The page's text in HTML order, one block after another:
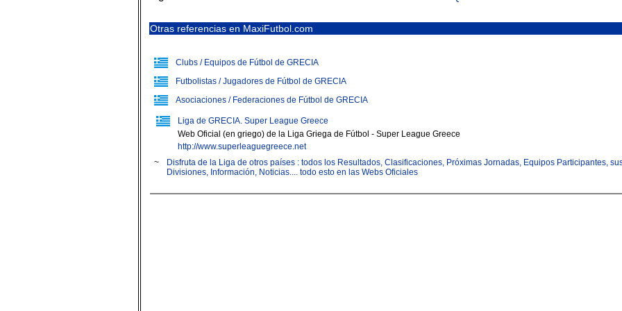
Otras referencias en MaxiFutbol.com
Clubs / Equipos de Fútbol de GRECIA
Futbolistas / Jugadores de Fútbol de GRECIA
Asociaciones / Federaciones de Fútbol de GRECIA
Liga de GRECIA. Super League Greece
Web Oficial (en griego) de la Liga Griega de Fútbol - Super League Greece
http://www.superleaguegreece.net
~
Disfruta de la Liga de otros países : todos los Resultados, Clasificaciones, Próximas Jornadas, Equipos Participantes,
Divisiones, Información, Noticias.... todo esto en las Webs Oficiales